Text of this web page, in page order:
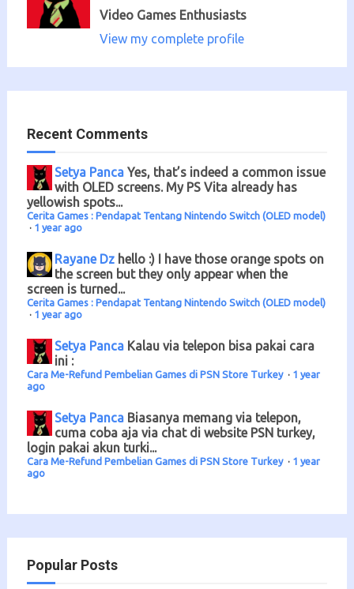
Video Games Enthusiasts
View my complete profile
Recent Comments
Setya Panca Yes, that’s indeed a common issue
with OLED screens. My PS Vita already has
yellowish spots...
Cerita Games : Pendapat Tentang Nintendo Switch (OLED model)
· 1 year ago
Rayane Dz hello :) I have those orange spots on
the screen but they only appear when the
screen is turned...
Cerita Games : Pendapat Tentang Nintendo Switch (OLED model)
· 1 year ago
Setya Panca Kalau via telepon bisa pakai cara
ini :
Cara Me-Refund Pembelian Games di PSN Store Turkey · 1 year
ago
Setya Panca Biasanya memang via telepon,
cuma coba aja via chat di website PSN turkey,
login pakai akun turki...
Cara Me-Refund Pembelian Games di PSN Store Turkey · 1 year
ago
Popular Posts